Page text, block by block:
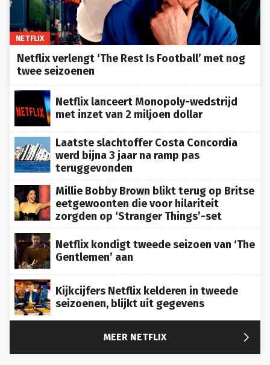
NETFLIX
Netflix verlengt ‘The Rest Is Football’ met nog
twee seizoenen
Netflix lanceert Monopoly-wedstrijd
met inzet van 2 miljoen dollar
Laatste slachtoffer Costa Concordia
werd bijna 3 jaar na ramp pas
teruggevonden
Millie Bobby Brown blikt terug op Britse
eetgewoonten die voor hilariteit
zorgden op ‘Stranger Things’-set
Netflix kondigt tweede seizoen van ‘The
Gentlemen’ aan
Kijkcijfers Netflix kelderen in tweede
seizoenen, blijkt uit gegevens
MEER NETFLIX 